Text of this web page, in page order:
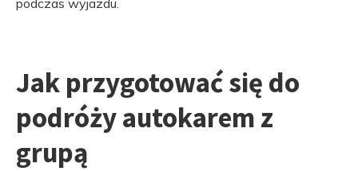
podczas wyjazdu.
Jak przygotować się do
podróży autokarem z
grupą